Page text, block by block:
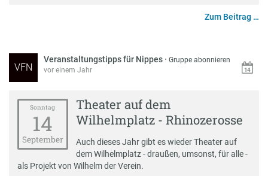
Zum Beitrag …
VFN
Veranstaltungstipps für Nippes ·Gruppe abonnieren
vor einem Jahr
Sonntag
14
September
Theater auf dem
Wilhelmplatz - Rhinozerosse
Auch dieses Jahr gibt es wieder Theater auf
dem Wilhelmplatz - draußen, umsonst, für alle -
als Projekt von Wilhelm der Verein.